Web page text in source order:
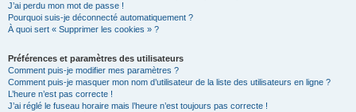
J’ai perdu mon mot de passe !
Pourquoi suis-je déconnecté automatiquement ?
À quoi sert « Supprimer les cookies » ?
Préférences et paramètres des utilisateurs
Comment puis-je modifier mes paramètres ?
Comment puis-je masquer mon nom d’utilisateur de la liste des utilisateurs en ligne ?
L’heure n’est pas correcte !
J’ai réglé le fuseau horaire mais l’heure n’est toujours pas correcte !